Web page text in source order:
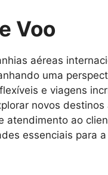
Voo
aéreas
uma
e viagens
novos destinos
ao
essenciais para